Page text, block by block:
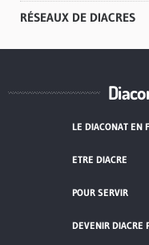
RÉSEAUX DE DIACRES
LE DIACONAT EN
ETRE DIACRE
POUR SERVIR
DEVENIR DIACRE